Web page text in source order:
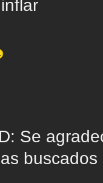
Se
buscados